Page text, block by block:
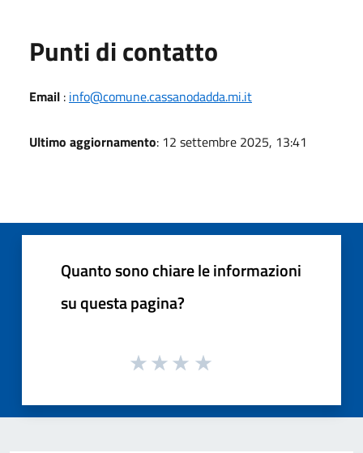
Punti di contatto
Email : info@comune.cassanodadda.mi.it
Ultimo aggiornamento: 12 settembre 2025, 13:41
Quanto sono chiare le informazioni
su questa pagina?